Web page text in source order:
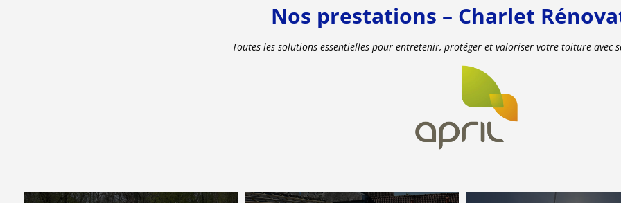
Nos prestations – Charlet
Toutes les solutions essentielles pour entretenir, protéger et valoriser votre toiture avec